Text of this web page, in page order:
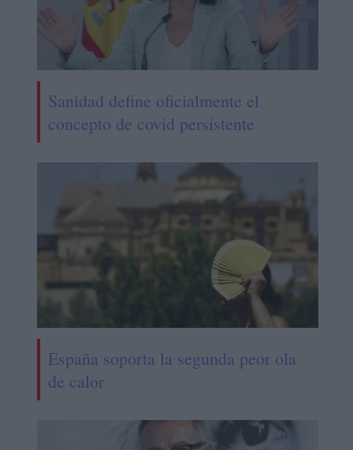
Sanidad define oficialmente el
concepto de covid persistente
España soporta la segunda peor ola
de calor